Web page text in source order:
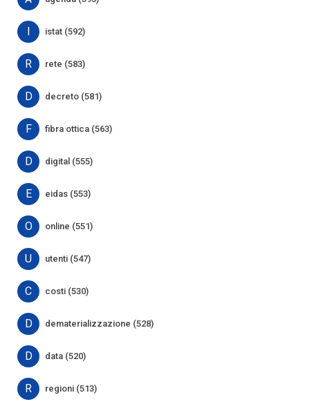
I istat (592)
R rete (583)
D decreto (581)
F fibra ottica (563)
D digital (555)
E eidas (553)
O online (551)
U utenti (547)
C costi (530)
D dematerializzazione (528)
D data (520)
R regioni (513)